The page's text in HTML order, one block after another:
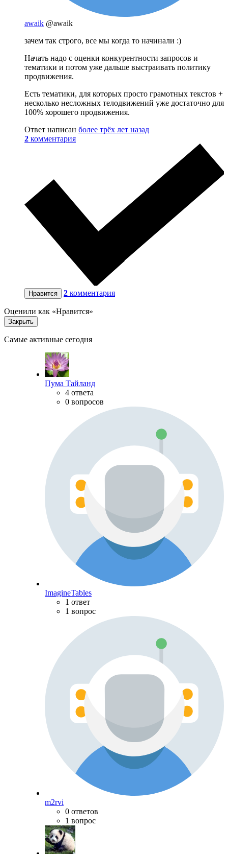
awaik @awaik
зачем так строго, все мы когда то начинали :)
Начать надо с оценки конкурентности запросов и
тематики и потом уже дальше выстраивать политику
продвижения.
Есть тематики, для которых просто грамотных текстов +
несколько несложных телодвижений уже достаточно для
100% хорошего продвижения.
Ответ написан более трёх лет назад
2 комментария
Нравится 2 комментария
Оценили как «Нравится»
Закрыть
Самые активные сегодня
Пума Тайланд
4 ответа
0 вопросов
ImagineTables
1 ответ
1 вопрос
m2rvi
0 ответов
1 вопрос